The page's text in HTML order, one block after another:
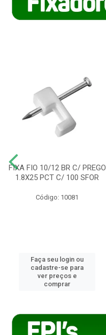
FIXA FIO 10/12 BR C/ PREGO
1.8X25 PCT C/ 100 SFOR
Código: 10081
Faça seu login ou
cadastre-se para
ver preços e
comprar